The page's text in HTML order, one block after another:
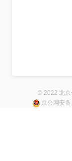
© 2022 北京
京公网安